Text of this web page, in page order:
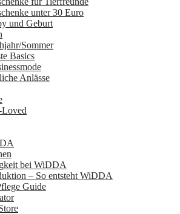
unter 30 Euro
und Geburt
Sommer
Basics
Anlässe
Loved
bei WiDDA
– So entsteht WiDDA
Guide